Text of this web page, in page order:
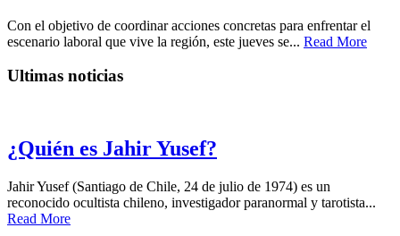
Con el objetivo de coordinar acciones concretas para enfrentar el
escenario laboral que vive la región, este jueves se... Read More
Ultimas noticias
¿Quién es Jahir Yusef?
Jahir Yusef (Santiago de Chile, 24 de julio de 1974) es un
reconocido ocultista chileno, investigador paranormal y tarotista...
Read More